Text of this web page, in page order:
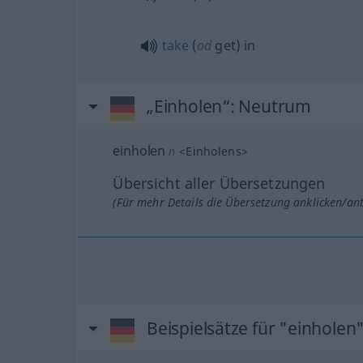
take (od get) in
„Einholen“: Neutrum
einholen n <Einholens>
Übersicht aller Übersetzungen
(Für mehr Details die Übersetzung anklicken/
Beispielsätze für